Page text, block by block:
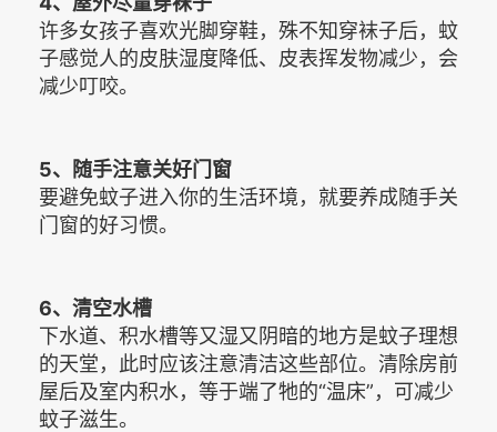
许多女孩子喜欢光脚穿鞋，殊不知穿袜子后，蚊
子感觉人的皮肤湿度降低、皮表挥发物减少，会
减少叮咬。
5、随手注意关好门窗
要避免蚊子进入你的生活环境，就要养成随手关
门窗的好习惯。
6、清空水槽
下水道、积水槽等又湿又阴暗的地方是蚊子理想
的天堂，此时应该注意清洁这些部位。清除房前
屋后及室内积水，等于端了牠的“温床”，可减少
蚊子滋生。